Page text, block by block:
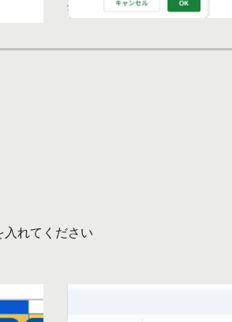
入れてください